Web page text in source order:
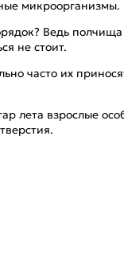
микроорганизмы.
Ведь
не стоит.
часто их
взрослые